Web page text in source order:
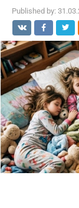
Published by: